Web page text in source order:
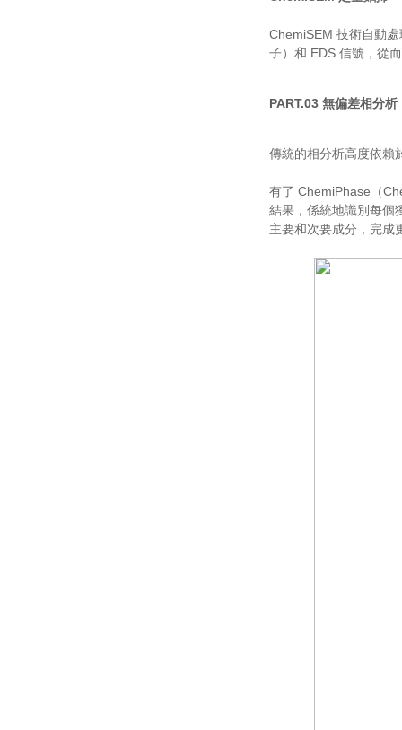
ChemiSEM 技術自動
子）和 EDS 信號，從
PART.03 無偏差相分析
傳統的相分析高度依賴
有了 ChemiPhase（
結果，係統地識別每個
主要和次要成分，完成